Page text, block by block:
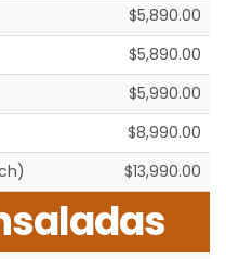
$5,890.00
$5,890.00
$5,990.00
$8,990.00
$13,990.00